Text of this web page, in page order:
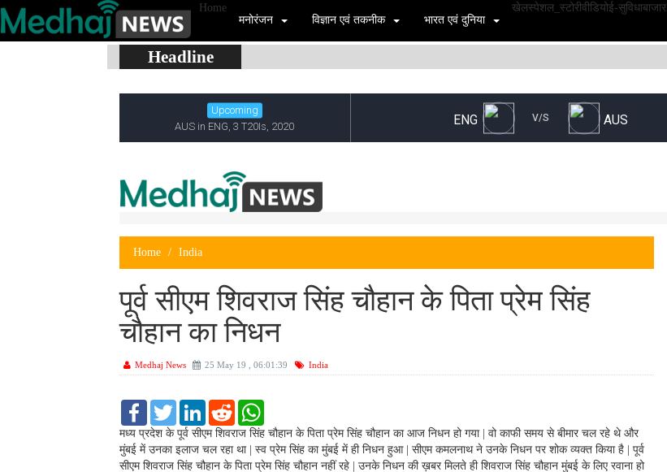
Home
मनोरंजन
विज्ञान एवं तकनीक भारत एवं दुनिया
खेलस्पेशल_स्टोरीवीडियोई-सुविधाबाजार
Headline
Home India
पूर्व सीएम शिवराज सिंह चौहान के पिता प्रेम सिंह
चौहान का निधन
Medhaj News 25 May 19 , 06:01:39 India
F
c
e
b
T
i
t
t
L
n
k
R
d
d
i
a
t
मध्य प्रदेश के पूर्व सीएम शिवराज सिंह चौहान के पिता प्रेम सिंह चौहान का आज निधन हो गया | वो काफी समय से बीमार चल रहे थे और
मुंबई में उनका इलाज चल रहा था | स्व प्रेम सिंह का मुंबई में ही निधन हुआ | सीएम कमलनाथ ने उनके निधन पर शोक व्यक्त किया है | पूर्व
सीएम शिवराज सिंह चौहान के पिता प्रेम सिंह चौहान नहीं रहे | उनके निधन की ख़बर मिलते ही शिवराज सिंह चौहान मुंबई के लिए रवाना हो